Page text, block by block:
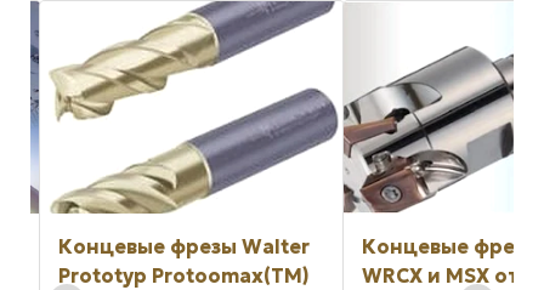
Концевые фрезы Walter
Prototyp Protoomax(TM)
Концевые фрезы
WRCX и MSX от